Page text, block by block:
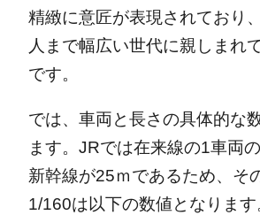
精緻に意匠が表現されており
人まで幅広い世代に親しまれ
です。
では、車両と長さの具体的な
ます。JRでは在来線の1車両
新幹線が25ｍであるため、そ
1/160は以下の数値となります